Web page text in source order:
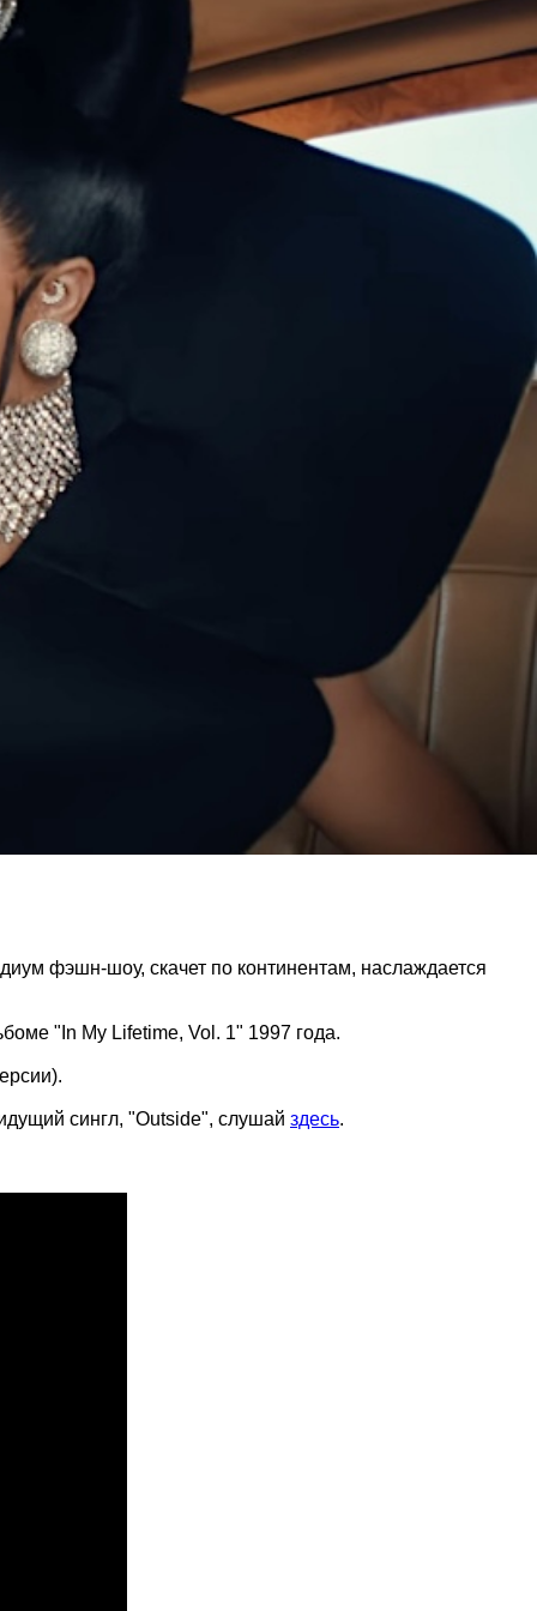
фэшн-шоу, скачет по континентам, наслаждается
"In My Lifetime, Vol. 1" 1997 года.
сингл, "Outside", слушай здесь.